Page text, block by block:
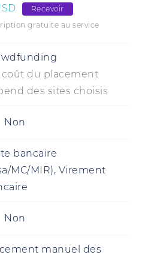
Recevoir
gratuite au service
coût du placement
des sites choisis
Non
bancaire
MC/MIR), Virement
Non
manuel des